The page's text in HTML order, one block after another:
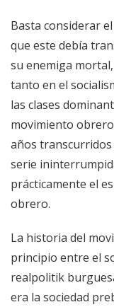
Basta considerar
que este debía
su enemiga
tanto en el
las clases
movimiento
años
serie
prácticamente el
obrero.
La historia del
principio entre el
realpolitik
era la sociedad